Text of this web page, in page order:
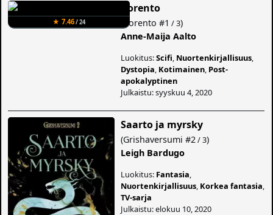
★ 7.46/ 24
Korento
Korento #1 / 3)
Anne-Maija Aalto
Luokitus:Scifi Nuortenkirjallisuus
Dystopia Kotimainen Post-
apokalyptinen
Julkaistu: syyskuu 4, 2020
Saarto ja myrsky
(Grishaversumi #2 / 3)
Leigh Bardugo
Luokitus: Fantasia
Nuortenkirjallisuus Korkea fantasia
TV-sarja
Julkaistu: elokuu 10, 2020